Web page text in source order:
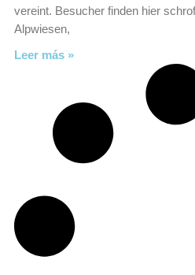
vereint. Besucher finden hier
Alpwiesen,
Leer más »